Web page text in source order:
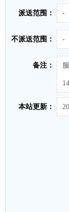
派送范围： -
不派送范围： -
备注：
本站更新：